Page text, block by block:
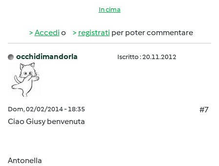
In cima
Accedi o registrati per poter commentare
occhidimandorla Iscritto : 20.11.2012
Dom, 02/02/2014 - 18:35
#7
Ciao Giusy benvenuta
Antonella